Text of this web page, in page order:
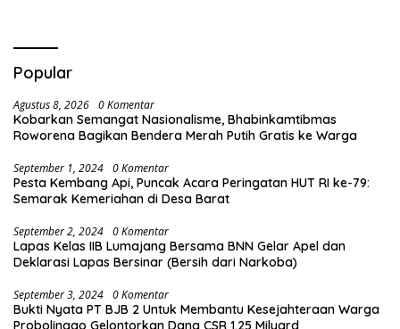
Popular
Agustus 8, 2026 0 Komentar
Kobarkan Semangat Nasionalisme, Bhabinkamtibmas
Roworena Bagikan Bendera Merah Putih Gratis ke Warga
September 1, 2024 0 Komentar
Pesta Kembang Api, Puncak Acara Peringatan HUT RI ke-79:
Semarak Kemeriahan di Desa Barat
September 2, 2024 0 Komentar
Lapas Kelas IIB Lumajang Bersama BNN Gelar Apel dan
Deklarasi Lapas Bersinar (Bersih dari Narkoba)
September 3, 2024 0 Komentar
Bukti Nyata PT BJB 2 Untuk Membantu Kesejahteraan Warga
Probolinggo Gelontorkan Dana CSR 1.25 Milyard